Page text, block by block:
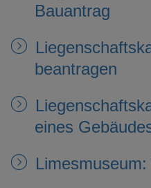
Bauantrag
beantragen
eines